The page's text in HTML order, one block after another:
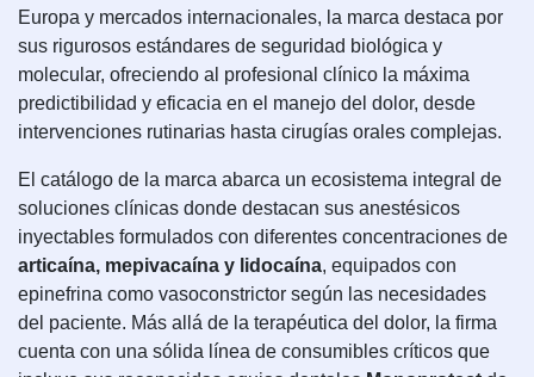
Europa y mercados internacionales, la marca destaca por
sus rigurosos estándares de seguridad biológica y
molecular, ofreciendo al profesional clínico la máxima
predictibilidad y eficacia en el manejo del dolor, desde
intervenciones rutinarias hasta cirugías orales complejas.
El catálogo de la marca abarca un ecosistema integral de
soluciones clínicas donde destacan sus anestésicos
inyectables formulados con diferentes concentraciones de
articaína, mepivacaína y lidocaína, equipados con
epinefrina como vasoconstrictor según las necesidades
del paciente. Más allá de la terapéutica del dolor, la firma
cuenta con una sólida línea de consumibles críticos que